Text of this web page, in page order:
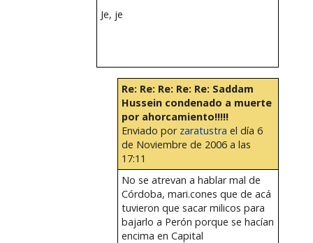
Je, je
Re: Re: Re: Re: Re: Saddam
Hussein condenado a muerte
por ahorcamiento!!!!!
Enviado por zaratustra el día 6
de Noviembre de 2006 a las
17:11
No se atrevan a hablar mal de
Córdoba, mari.cones que de acá
tuvieron que sacar milicos para
bajarlo a Perón porque se hacían
encima en Capital